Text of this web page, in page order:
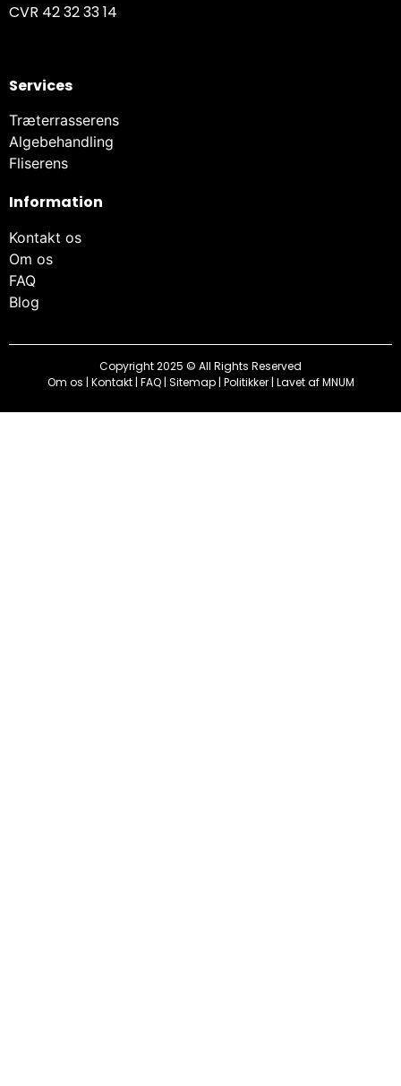
CVR 42 32 33 14
Services
Træterrasserens
Algebehandling
Fliserens
Information
Kontakt os
Om os
FAQ
Blog
Copyright 2025 © All Rights Reserved
Om os | Kontakt| FAQ| Sitemap| Politikker| Lavet afMNUM